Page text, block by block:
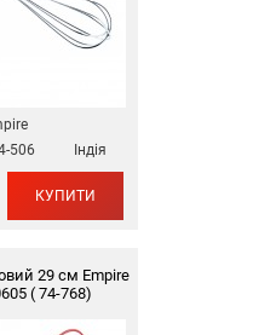
506 Індія
КУПИТИ
29 см Empire
( 74-768)